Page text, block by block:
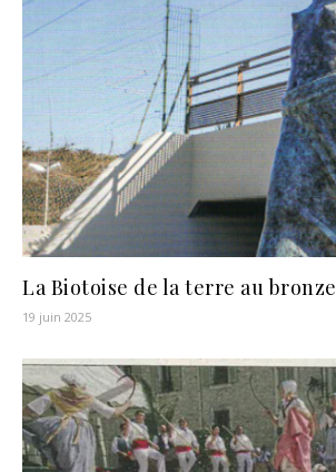
La Biotoise de la terre au bronze
19 juin 2025